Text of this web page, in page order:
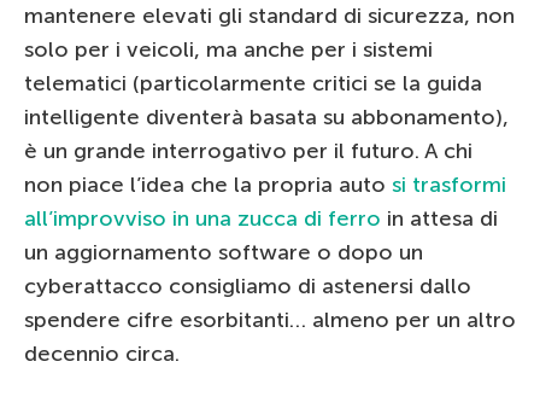
mantenere elevati gli standard di sicurezza, non
solo per i veicoli, ma anche per i sistemi
telematici (particolarmente critici se la guida
intelligente diventerà basata su abbonamento),
è un grande interrogativo per il futuro. A chi
non piace l’idea che la propria auto si trasformi
all’improvviso in una zucca di ferro in attesa di
un aggiornamento software o dopo un
cyberattacco consigliamo di astenersi dallo
spendere cifre esorbitanti… almeno per un altro
decennio circa.